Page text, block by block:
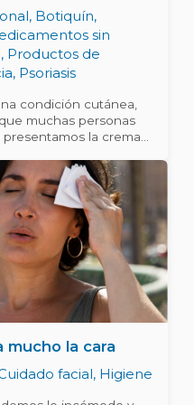
, Botiquín,
sin
, Productos de
, Psoriasis
condición cutánea,
muchas personas
la crema
en 3 semanas,
¿Cuál es la Mejor
dermatólogos
pero destaca
de
hidrocortisona, para
o los pliegues de la
eficaces para el
debido a
y
la psoriasis
crema para la
los síntomas y
mucho la cara
facial, Higiene